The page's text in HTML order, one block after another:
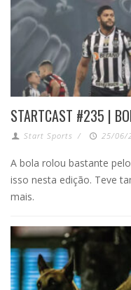
STARTCAST #235 |
Start Sports / 25/06/
A bola rolou bastante
isso nesta edição. Teve
mais.